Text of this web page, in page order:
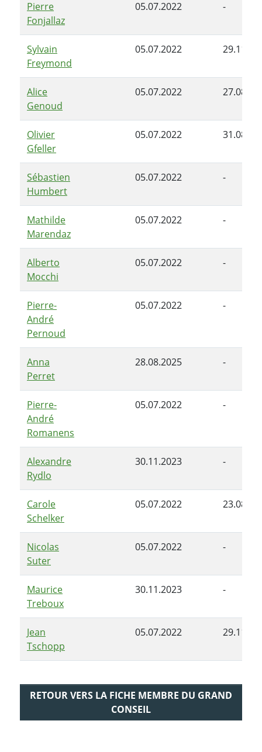
Pierre
Fonjallaz
05.07.2022 -
Sylvain
Freymond
05.07.2022
Alice
Genoud
05.07.2022
Olivier
Gfeller
05.07.2022
Sébastien
Humbert
05.07.2022 -
Mathilde
Marendaz
05.07.2022 -
Alberto
Mocchi
05.07.2022 -
Pierre-
André
Pernoud
05.07.2022 -
Anna
Perret
28.08.2025 -
Pierre-
André
Romanens
05.07.2022 -
Alexandre
Rydlo
30.11.2023 -
Carole
Schelker
05.07.2022
Nicolas
Suter
05.07.2022 -
Maurice
Treboux
30.11.2023 -
Jean
Tschopp
05.07.2022
RETOUR VERS LA FICHE MEMBRE DU GRAND
CONSEIL